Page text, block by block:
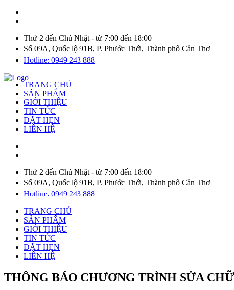
Thứ 2 đến Chủ Nhật - từ 7:00 đến 18:00
Số 09A, Quốc lộ 91B, P. Phước Thới, Thành phố Cần Thơ
Hotline: 0949 243 888
TRANG CHỦ
SẢN PHẨM
GIỚI THIỆU
TIN TỨC
ĐẶT HẸN
LIÊN HỆ
Thứ 2 đến Chủ Nhật - từ 7:00 đến 18:00
Số 09A, Quốc lộ 91B, P. Phước Thới, Thành phố Cần Thơ
Hotline: 0949 243 888
TRANG CHỦ
SẢN PHẨM
GIỚI THIỆU
TIN TỨC
ĐẶT HẸN
LIÊN HỆ
THÔNG BÁO CHƯƠNG TRÌNH SỬA